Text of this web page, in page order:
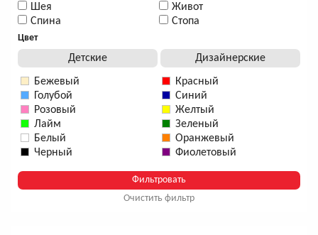
Шея
Спина
Живот
Стопа
Цвет
Детские Дизайнерские
Бежевый
Голубой
Розовый
Лайм
Белый
Черный
Красный
Синий
Желтый
Зеленый
Оранжевый
Фиолетовый
Очистить фильтр